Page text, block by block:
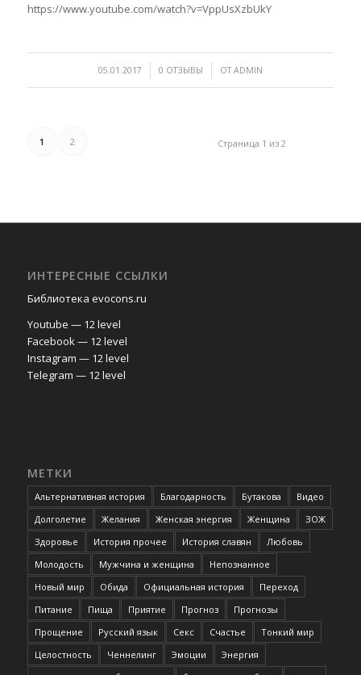
https://www.youtube.com/watch?v=VppUsXzbUkY
05.01.2017
/ 0 ОТЗЫВЫ
/ ОТADMIN
Страница 1 из 2
1 2
ИНТЕРЕСНЫЕ ССЫЛКИ
Библиотека evocons.ru
Youtube — 12 level
Facebook — 12 level
Instagram — 12 level
Telegram — 12 level
МЕТКИ
Альтернативная история Благодарность Бутакова
Видео
Долголетие
Желания Женская энергия Женщина
ЗОЖ
Здоровье
История прочее История славян
Любовь
Молодость
Мужчина и женщина
Непознанное
Новый мир
Обида Официальная история
Переход
Питание
Пища Приятие Прогноз
Прогнозы
Прощение
Русский язык Секс Счастье
Тонкий мир
Целостность
Ченнелинг Эмоции
Энергия